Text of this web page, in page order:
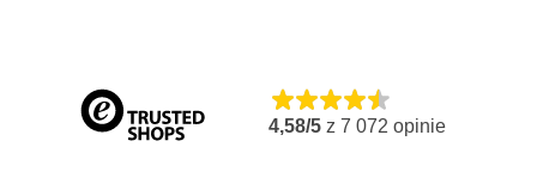
4,58/5 z 7 072 opinie